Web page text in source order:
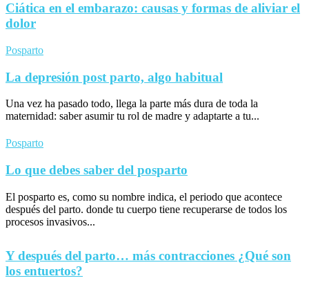
Ciática en el embarazo: causas y formas de aliviar el
dolor
Posparto
La depresión post parto, algo habitual
Una vez ha pasado todo, llega la parte más dura de toda la
maternidad: saber asumir tu rol de madre y adaptarte a tu...
Posparto
Lo que debes saber del posparto
El posparto es, como su nombre indica, el periodo que acontece
después del parto. donde tu cuerpo tiene recuperarse de todos los
procesos invasivos...
Y después del parto… más contracciones ¿Qué son
los entuertos?